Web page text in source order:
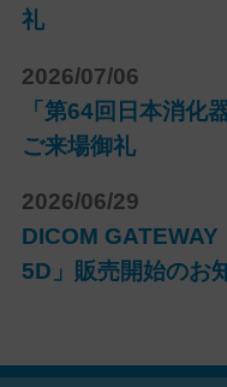
礼
2026/07/06
「第64回日本消化
ご来場御礼
2026/06/29
DICOM
5D」販売開始のお